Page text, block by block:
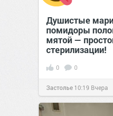
Душистые
помидоры
мятой —
стерилизации!
0 0
Застолье 10:19 Вчера